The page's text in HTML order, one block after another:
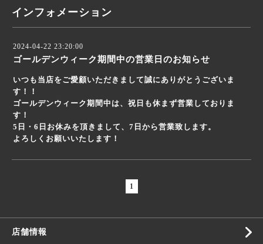
インフォメーション
2024-04-22 23:20:00
ゴールデンウィーク期間中の営業日のお知らせ
いつも当店をご愛顧いただきまして誠にありがとうございま
す！！
ゴールデンウィーク期間中は、祝日も休まず営業しておりま
す！
5日・6日お休みを頂きまして、7日から営業致します。
よろしくお願いいたします！
1
店舗情報